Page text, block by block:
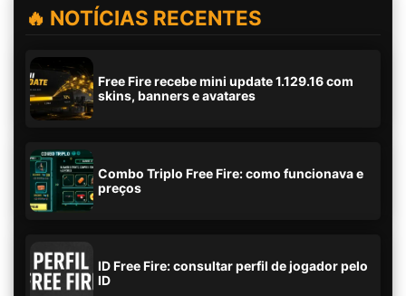
🔥 NOTÍCIAS RECENTES
Free Fire recebe mini update 1.129.16 com
skins, banners e avatares
Combo Triplo Free Fire: como funcionava e
preços
ID Free Fire: consultar perfil de jogador pelo
ID